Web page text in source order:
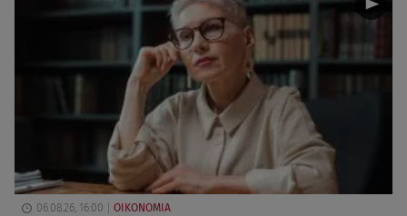
06.08.26, 16:00 ΟΙΚΟΝΟΜΙΑ